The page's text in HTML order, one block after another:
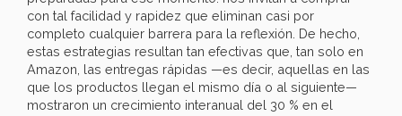
con tal facilidad y rapidez que eliminan casi por
completo cualquier barrera para la reflexión. De hecho,
estas estrategias resultan tan efectivas que, tan solo en
Amazon, las entregas rápidas —es decir, aquellas en las
que los productos llegan el mismo día o al siguiente—
mostraron un crecimiento interanual del 30 % en el